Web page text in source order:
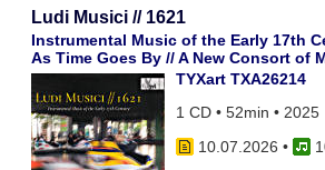
Ludi Musici // 1621
Instrumental Music of the Early 17th
As Time Goes By // A New Consort of
TYXart TXA26214
1 CD • 52min • 2025
10.07.2026 •